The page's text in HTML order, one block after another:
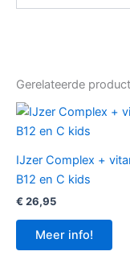
Gerelateerde
IJzer Complex +
B12 en C kids
€ 26,95
Meer info!